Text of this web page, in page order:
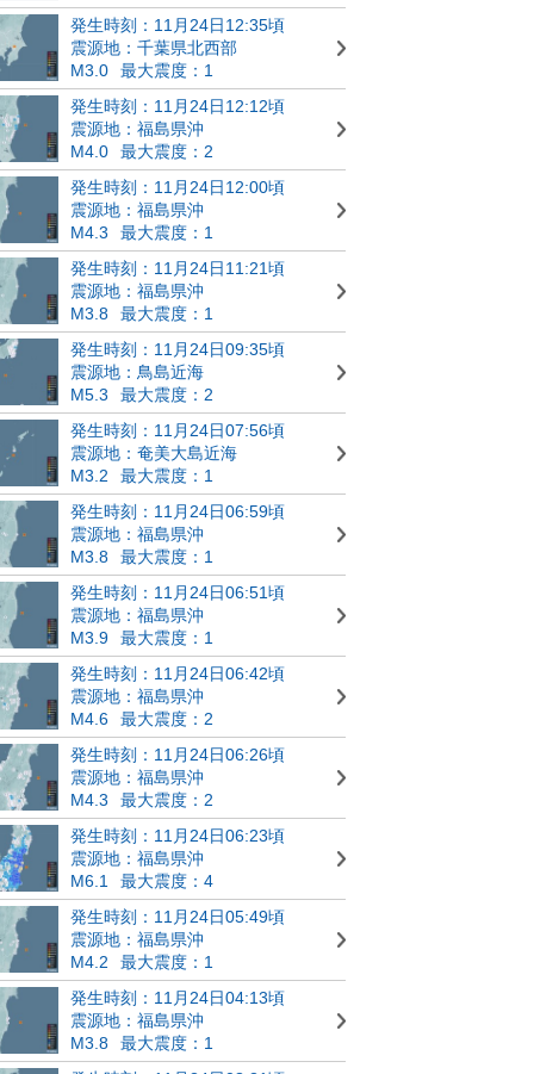
発生時刻：11月24日12:35頃
震源地：千葉県北西部
M3.0
最大震度：1
発生時刻：11月24日12:12頃
震源地：福島県沖
M4.0
最大震度：2
発生時刻：11月24日12:00頃
震源地：福島県沖
M4.3
最大震度：1
発生時刻：11月24日11:21頃
震源地：福島県沖
M3.8
最大震度：1
発生時刻：11月24日09:35頃
震源地：鳥島近海
M5.3
最大震度：2
発生時刻：11月24日07:56頃
震源地：奄美大島近海
M3.2
最大震度：1
発生時刻：11月24日06:59頃
震源地：福島県沖
M3.8
最大震度：1
発生時刻：11月24日06:51頃
震源地：福島県沖
M3.9
最大震度：1
発生時刻：11月24日06:42頃
震源地：福島県沖
M4.6
最大震度：2
発生時刻：11月24日06:26頃
震源地：福島県沖
M4.3
最大震度：2
発生時刻：11月24日06:23頃
震源地：福島県沖
M6.1
最大震度：4
発生時刻：11月24日05:49頃
震源地：福島県沖
M4.2
最大震度：1
発生時刻：11月24日04:13頃
震源地：福島県沖
M3.8
最大震度：1